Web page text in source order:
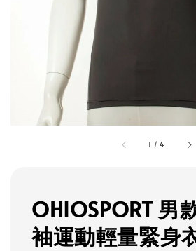
1 /4
OHIOSPORT 男
袖運動輕量緊身